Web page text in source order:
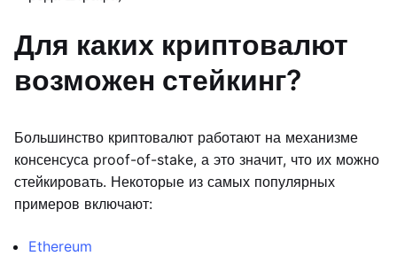
Для каких криптовалют
возможен стейкинг?
Большинство криптовалют работают на механизме
консенсуса proof-of-stake, а это значит, что их можно
стейкировать. Некоторые из самых популярных
примеров включают:
Ethereum